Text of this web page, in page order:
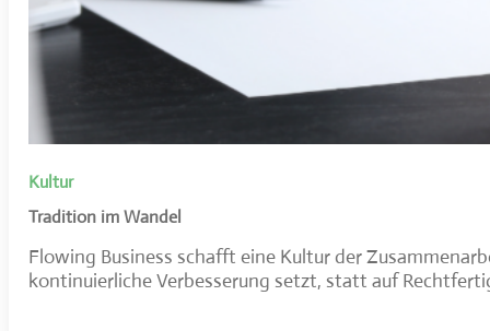
Kultur
Tradition im Wandel
Flowing Business schafft eine Kultur der
kontinuierliche Verbesserung setzt, statt auf